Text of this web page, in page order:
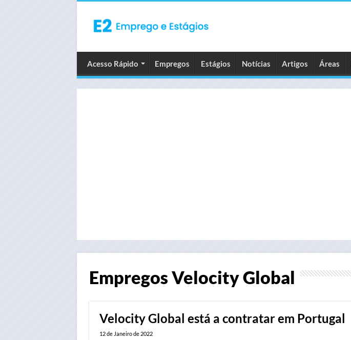
Acesso Rápido Empregos Estágios Notícias Artigos Áreas
EmpregosVelocity Global
Velocity Global está a contratar em Portugal
12 de Janeiro de 2022